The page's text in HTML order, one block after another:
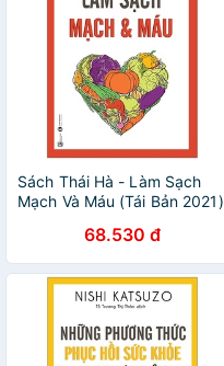
Sách Thái Hà - Làm Sạch
Mạch Và Máu (Tái Bản 2021)
68.530 đ